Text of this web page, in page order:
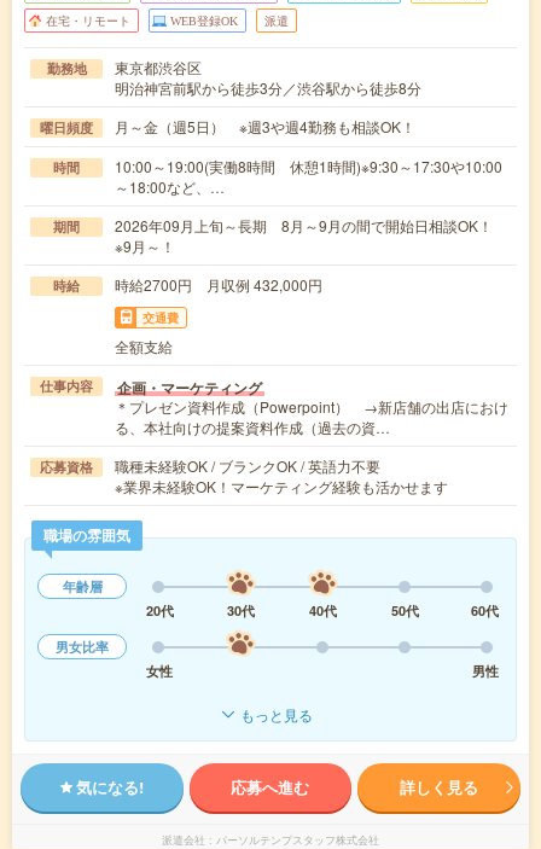
在宅・リモート WEB登録OK 派遣
勤務地
東京都渋谷区
明治神宮前駅から徒歩3分／渋谷駅から徒歩8分
曜日頻度 月～金（週5日） ※週3や週4勤務も相談OK！
時間
10:00～19:00(実働8時間 休憩1時間)※9:30～17:30や10:00
～18:00など、…
期間
2026年09月上旬～長期 8月～9月の間で開始日相談OK！
※9月～！
時給 時給2700円 月収例 432,000円
交通費
全額支給
仕事内容 企画・マーケティング
＊プレゼン資料作成（Powerpoint） →新店舗の出店におけ
る、本社向けの提案資料作成（過去の資…
応募資格
職種未経験OK / ブランクOK / 英語力不要
※業界未経験OK！マーケティング経験も活かせます
職場の雰囲気
年齢層
20代
30代 40代 50代
60代
男女比率
女性
男性
もっと見る
気になる! 応募へ進む 詳しく見る
派遣会社 パーソルテンプスタッフ株式会社